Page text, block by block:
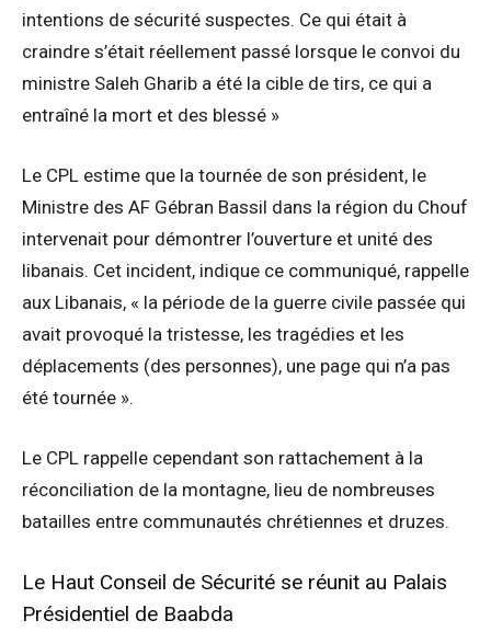
intentions de sécurité suspectes. Ce qui était à
craindre s’était réellement passé lorsque le convoi du
ministre Saleh Gharib a été la cible de tirs, ce qui a
entraîné la mort et des blessé »
Le CPL estime que la tournée de son président, le
Ministre des AF Gébran Bassil dans la région du Chouf
intervenait pour démontrer l’ouverture et unité des
libanais. Cet incident, indique ce communiqué, rappelle
aux Libanais, « la période de la guerre civile passée qui
avait provoqué la tristesse, les tragédies et les
déplacements (des personnes), une page qui n’a pas
été tournée ».
Le CPL rappelle cependant son rattachement à la
réconciliation de la montagne, lieu de nombreuses
batailles entre communautés chrétiennes et druzes.
Le Haut Conseil de Sécurité se réunit au Palais
Présidentiel de Baabda